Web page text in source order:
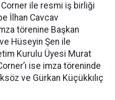
ile resmi iş birliği
İlhan Cavcav
törenine Başkan
Hüseyin Şen ile
Kurulu Üyesi Murat
ise imza töreninde
ve Gürkan Küçükkılıç